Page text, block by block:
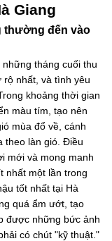
Giang
thường đến vào
tháng cuối thu
rộ nhất, và tình yêu
khoảng thời gian
màu tím, tạo nên
mùa đổ về, cánh
theo làn gió. Điều
mới và mong manh
nhất một lần trong
tốt nhất tại Hà
quá ẩm ướt, tạo
được những bức ảnh
có chút "kỹ thuật."